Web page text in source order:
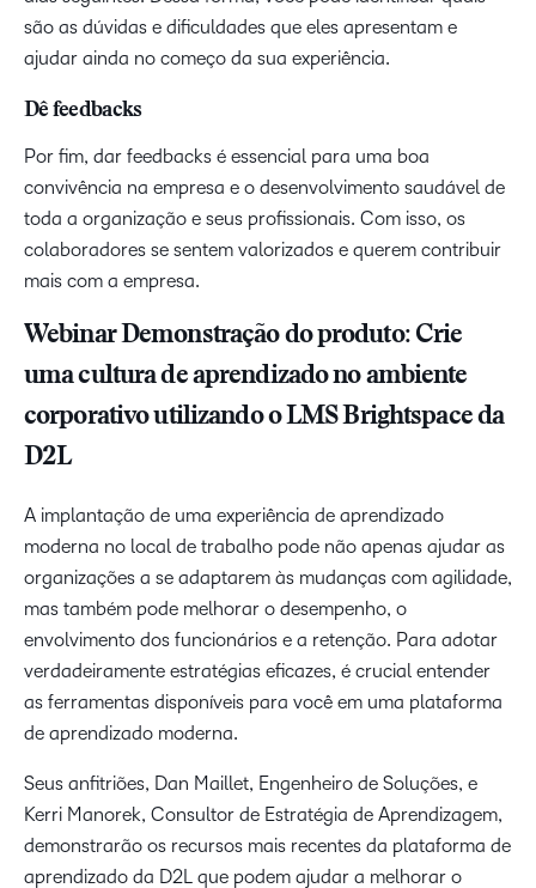
são as dúvidas e dificuldades que eles apresentam e
ajudar ainda no começo da sua experiência.
Dê feedbacks
Por fim, dar feedbacks é essencial para uma boa
convivência na empresa e o desenvolvimento saudável de
toda a organização e seus profissionais. Com isso, os
colaboradores se sentem valorizados e querem contribuir
mais com a empresa.
Webinar Demonstração do produto: Crie
uma cultura de aprendizado no ambiente
corporativo utilizando o LMS Brightspace da
D2L
A implantação de uma experiência de aprendizado
moderna no local de trabalho pode não apenas ajudar as
organizações a se adaptarem às mudanças com agilidade,
mas também pode melhorar o desempenho, o
envolvimento dos funcionários e a retenção. Para adotar
verdadeiramente estratégias eficazes, é crucial entender
as ferramentas disponíveis para você em uma plataforma
de aprendizado moderna.
Seus anfitriões, Dan Maillet, Engenheiro de Soluções, e
Kerri Manorek, Consultor de Estratégia de Aprendizagem,
demonstrarão os recursos mais recentes da plataforma de
aprendizado da D2L que podem ajudar a melhorar o